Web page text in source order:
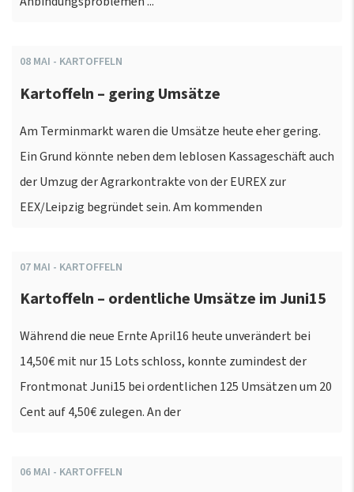
08 MAI - KARTOFFELN
Kartoffeln – gering Umsätze
Am Terminmarkt waren die Umsätze heute eher gering.
Ein Grund könnte neben dem leblosen Kassageschäft auch
der Umzug der Agrarkontrakte von der EUREX zur
EEX/Leipzig begründet sein. Am kommenden
07 MAI - KARTOFFELN
Kartoffeln – ordentliche Umsätze im Juni15
Während die neue Ernte April16 heute unverändert bei
14,50€ mit nur 15 Lots schloss, konnte zumindest der
Frontmonat Juni15 bei ordentlichen 125 Umsätzen um 20
Cent auf 4,50€ zulegen. An der
06 MAI - KARTOFFELN